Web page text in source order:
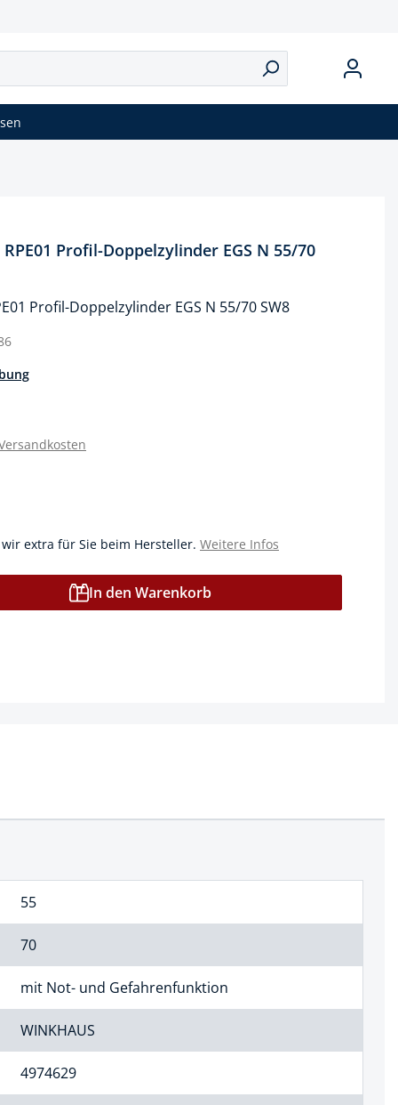
Profil-Doppelzylinder EGS N 55/70
Profil-Doppelzylinder EGS N 55/70 SW8
extra für Sie beim Hersteller. Weitere Infos
In den Warenkorb
55
70
mit Not- und Gefahrenfunktion
WINKHAUS
4974629